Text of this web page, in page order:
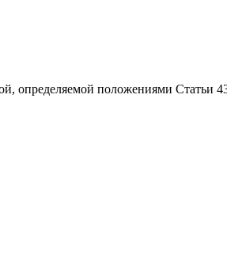
определяемой положениями Статьи